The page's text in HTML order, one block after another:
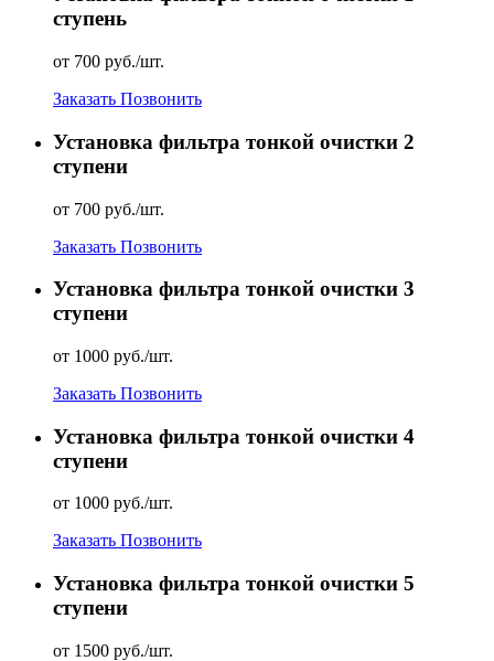
ступень
от 700 руб./шт.
Заказать Позвонить
Установка фильтра тонкой очистки 2
ступени
от 700 руб./шт.
Заказать Позвонить
Установка фильтра тонкой очистки 3
ступени
от 1000 руб./шт.
Заказать Позвонить
Установка фильтра тонкой очистки 4
ступени
от 1000 руб./шт.
Заказать Позвонить
Установка фильтра тонкой очистки 5
ступени
от 1500 руб./шт.